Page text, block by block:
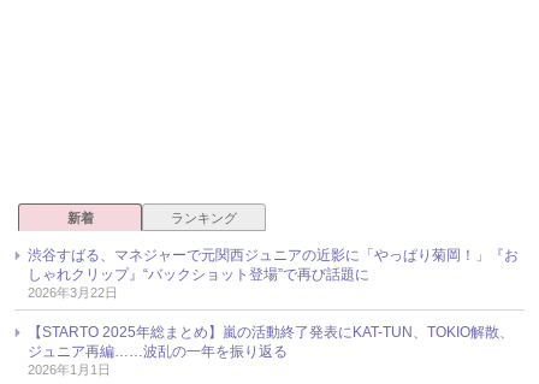
新着 ランキング
渋谷すばる、マネジャーで元関西ジュニアの近影に「やっぱり菊岡！」『お
しゃれクリップ』“バックショット登場”で再び話題に
2026年3月22日
【STARTO 2025年総まとめ】嵐の活動終了発表にKAT-TUN、TOKIO解散、
ジュニア再編……波乱の一年を振り返る
2026年1月1日